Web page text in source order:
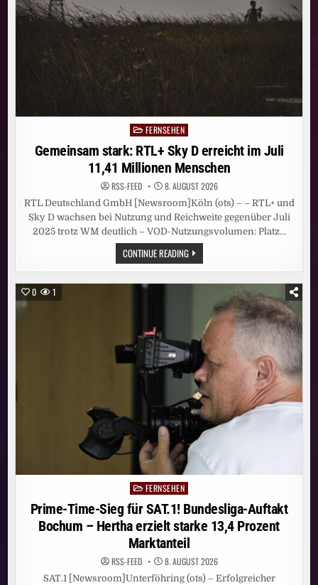
Posted
in
FERNSEHEN
Gemeinsam stark: RTL+ Sky D erreicht im Juli
11,41 Millionen Menschen
RSS-FEED 8. AUGUST 2026
RTL Deutschland GmbH [Newsroom]Köln (ots) – – RTL+ und
Sky D wachsen bei Nutzung und Reichweite gegenüber Juli
2025 trotz WM deutlich – VOD-Nutzungsvolumen: Platz…
CONTINUE READINGGEMEINSAM
STARK:
RTL+
SKY
ERREICHT
11,41
MILLIONEN
MENSCHEN
0 1
Posted
in
FERNSEHEN
Prime-Time-Sieg für SAT.1! Bundesliga-Auftakt
Bochum – Hertha erzielt starke 13,4 Prozent
Marktanteil
RSS-FEED 8. AUGUST 2026
SAT.1 [Newsroom]Unterföhring (ots) – Erfolgreicher